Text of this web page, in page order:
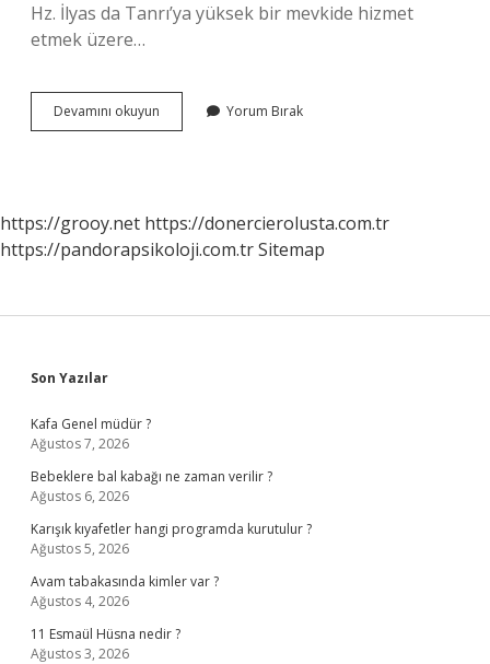
Hz. İlyas da Tanrı’ya yüksek bir mevkide hizmet
etmek üzere…
Devamını okuyun Hıdırellez
Hangi
Yorum Bırak
https://grooy.net https://donercierolusta.com.tr
https://pandorapsikoloji.com.trSitemap
Sidebar
Son Yazılar
Kafa Genel müdür ?
Ağustos 7, 2026
Bebeklere bal kabağı ne zaman verilir ?
Ağustos 6, 2026
Karışık kıyafetler hangi programda kurutulur ?
Ağustos 5, 2026
Avam tabakasında kimler var ?
Ağustos 4, 2026
11 Esmaül Hüsna nedir ?
Ağustos 3, 2026